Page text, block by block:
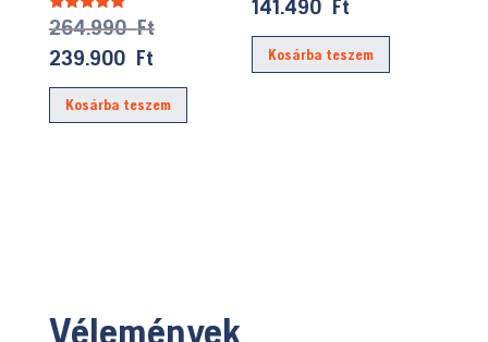
Értékelés:
5.00
/ 5
264.990FtOriginal
was:
264.990 Ft.
239.900 FtCurrent
price
is:
Kosárba teszem
141.490 Ft
Kosárba teszem
Vélemények